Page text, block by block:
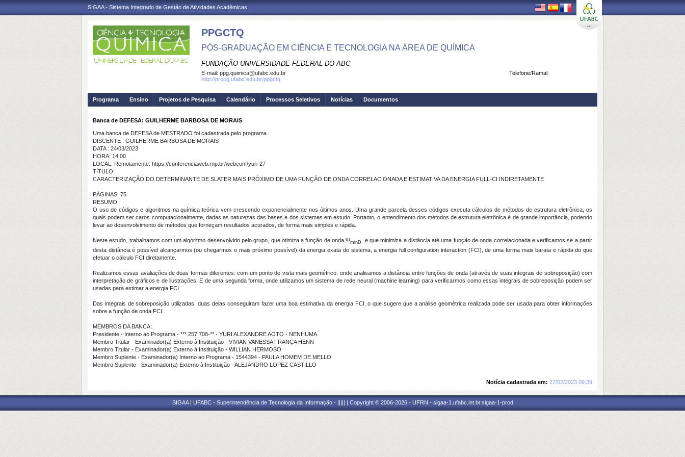
SIGAA - Sistema Integrado de Gestão de Atividades Acadêmicas
PPGCTQ
PÓS-GRADUAÇÃO EM CIÊNCIA E TECNOLOGIA NA ÁREA DE QUÍMICA
FUNDAÇÃO UNIVERSIDADE FEDERAL DO ABC
Telefone/Ramal:
E-mail: ppg.quimica@ufabc.edu.br
http://propg.ufabc.edu.br/ppgctq
Programa Ensino Projetos de Pesquisa Calendário Processos Seletivos Notícias Documentos
Banca de DEFESA: GUILHERME BARBOSA DE MORAIS
Uma banca de DEFESA de MESTRADO foi cadastrada pelo programa.
DISCENTE : GUILHERME BARBOSA DE MORAIS
DATA : 24/03/2023
HORA: 14:00
LOCAL: Remotamente: https://conferenciaweb.rnp.br/webconf/yuri-27
TÍTULO:
CARACTERIZAÇÃO DO DETERMINANTE DE SLATER MAIS PRÓXIMO DE UMA FUNÇÃO DE ONDA CORRELACIONADA E ESTIMATIVA DA ENERGIA FULL-CI INDIRETAMENTE
PÁGINAS: 75
RESUMO:
O uso de códigos e algoritmos na química teórica vem crescendo exponencialmente nos últimos anos. Uma grande parcela desses códigos executa cálculos de métodos de estrutura eletrônica, os
quais podem ser caros computacionalmente, dadas as naturezas das bases e dos sistemas em estudo. Portanto, o entendimento dos métodos de estrutura eletrônica é de grande importância, podendo
levar ao desenvolvimento de métodos que forneçam resultados acurados, de forma mais simples e rápida.
Neste estudo, trabalhamos com um algoritmo desenvolvido pelo grupo, que otimiza a função de onda ΨminD
, e que minimiza a distância até uma função de onda correlacionada e verificamos se a partir
desta distância é possível alcançarmos (ou chegarmos o mais próximo possível) da energia exata do sistema, a energia full configuration interaction (FCI), de uma forma mais barata e rápida do que
efetuar o cálculo FCI diretamente.
Realizamos essas avaliações de duas formas diferentes: com um ponto de vista mais geométrico, onde analisamos a distância entre funções de onda (através de suas integrais de sobreposição) com
interpretação de gráficos e de ilustrações. E de uma segunda forma, onde utilizamos um sistema de rede neural (machine learning) para verificarmos como essas integrais de sobreposição podem ser
usadas para estimar a energia FCI.
Das integrais de sobreposição utilizadas, duas delas conseguiram fazer uma boa estimativa da energia FCI, o que sugere que a análise geométrica realizada pode ser usada para obter informações
sobre a função de onda FCI.
MEMBROS DA BANCA:
Presidente - Interno ao Programa - ***.257.708-** - YURI ALEXANDRE AOTO - NENHUMA
Membro Titular - Examinador(a) Externo à Instituição - VIVIAN VANESSA FRANÇA HENN
Membro Titular - Examinador(a) Externo à Instituição - WILLIAN HERMOSO
Membro Suplente - Examinador(a) Interno ao Programa - 1544394 - PAULA HOMEM DE MELLO
Membro Suplente - Examinador(a) Externo à Instituição - ALEJANDRO LOPEZ CASTILLO
Notícia cadastrada em: 27/02/2023 09:39
SIGAA | UFABC - Superintendência de Tecnologia da Informação - ||||| | Copyright © 2006-2026 - UFRN - sigaa-1.ufabc.int.br.sigaa-1-prod